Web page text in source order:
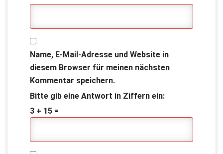
Name, E-Mail-Adresse und Website in
diesem Browser für meinen nächsten
Kommentar speichern.
Bitte gib eine Antwort in Ziffern ein:
3 + 15 =